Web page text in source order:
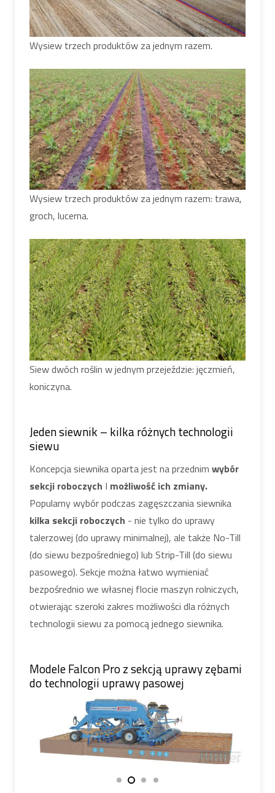
Wysiew trzech produktów za jednym razem.
Wysiew trzech produktów za jednym razem: trawa,
groch, lucerna.
Siew dwóch roślin w jednym przejeździe: jęczmień,
koniczyna.
Jeden siewnik – kilka różnych technologii
siewu
Koncepcja siewnika oparta jest na przednim wybór
sekcji roboczych I możliwość ich zmiany.
Popularny wybór podczas zagęszczania siewnika
kilka sekcji roboczych - nie tylko do uprawy
talerzowej (do uprawy minimalnej), ale także No-Till
(do siewu bezpośredniego) lub Strip-Till (do siewu
pasowego). Sekcje można łatwo wymieniać
bezpośrednio we własnej flocie maszyn rolniczych,
otwierając szeroki zakres możliwości dla różnych
technologii siewu za pomocą jednego siewnika.
Modele Falcon Pro z sekcją uprawy zębami
do technologii uprawy pasowej